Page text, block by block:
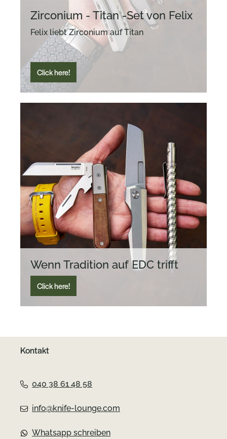
Zirconium - Titan -Set von Felix
Felix liebt Zirconium auf Titan
Click here!
Wenn Tradition auf EDC trifft
Click here!
Kontakt
040 38 61 48 58
info@knife-lounge.com
Whatsapp schreiben